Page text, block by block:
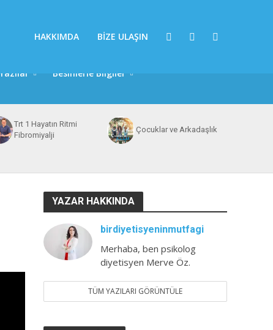
HAKKIMDA BIZE ULAŞIN
Yazılar Besinlerle Bilgiler
Trt 1 Hayatın Ritmi
Fibromiyalji
Çocuklar ve Arkadaşlık
YAZAR HAKKINDA
birdiyetisyeninmutfagi
Merhaba, ben psikolog
diyetisyen Merve Öz.
TÜM YAZILARI GÖRÜNTÜLE